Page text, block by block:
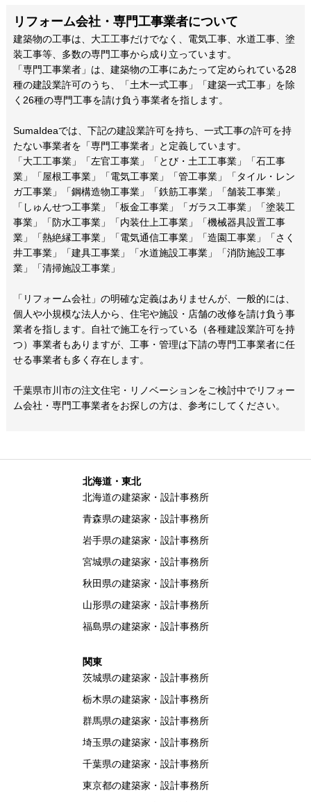
リフォーム会社・専門工事業者について
建築物の工事は、大工工事だけでなく、電気工事、水道工事、塗
装工事等、多数の専門工事から成り立っています。
「専門工事業者」は、建築物の工事にあたって定められている28
種の建設業許可のうち、「土木一式工事」「建築一式工事」を除
く26種の専門工事を請け負う事業者を指します。
SumaIdeaでは、下記の建設業許可を持ち、一式工事の許可を持
たない事業者を「専門工事業者」と定義しています。
「大工工事業」「左官工事業」「とび・土工工事業」「石工事
業」「屋根工事業」「電気工事業」「管工事業」「タイル・レン
ガ工事業」「鋼構造物工事業」「鉄筋工事業」「舗装工事業」
「しゅんせつ工事業」「板金工事業」「ガラス工事業」「塗装工
事業」「防水工事業」「内装仕上工事業」「機械器具設置工事
業」「熱絶縁工事業」「電気通信工事業」「造園工事業」「さく
井工事業」「建具工事業」「水道施設工事業」「消防施設工事
業」「清掃施設工事業」
「リフォーム会社」の明確な定義はありませんが、一般的には、
個人や小規模な法人から、住宅や施設・店舗の改修を請け負う事
業者を指します。自社で施工を行っている（各種建設業許可を持
つ）事業者もありますが、工事・管理は下請の専門工事業者に任
せる事業者も多く存在します。
千葉県市川市の注文住宅・リノベーションをご検討中でリフォー
ム会社・専門工事業者をお探しの方は、参考にしてください。
北海道・東北
北海道の建築家・設計事務所
青森県の建築家・設計事務所
岩手県の建築家・設計事務所
宮城県の建築家・設計事務所
秋田県の建築家・設計事務所
山形県の建築家・設計事務所
福島県の建築家・設計事務所
関東
茨城県の建築家・設計事務所
栃木県の建築家・設計事務所
群馬県の建築家・設計事務所
埼玉県の建築家・設計事務所
千葉県の建築家・設計事務所
東京都の建築家・設計事務所